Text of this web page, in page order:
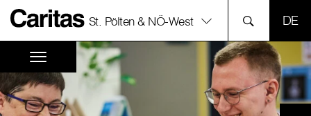
St. Pölten & NÖ-West